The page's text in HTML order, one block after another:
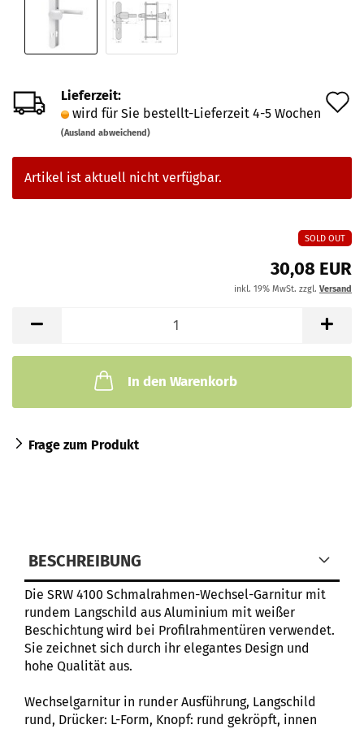
Lieferzeit:
wird für Sie bestellt-Lieferzeit 4-5 Wochen
(Ausland abweichend)
Artikel ist aktuell nicht verfügbar.
SOLD OUT
30,08 EUR
inkl. 19% MwSt. zzgl. Versand
In den Warenkorb
Frage zum Produkt
BESCHREIBUNG
Die SRW 4100 Schmalrahmen-Wechsel-Garnitur mit
rundem Langschild aus Aluminium mit weißer
Beschichtung wird bei Profilrahmentüren verwendet.
Sie zeichnet sich durch ihr elegantes Design und
hohe Qualität aus.
Wechselgarnitur in runder Ausführung, Langschild
rund, Drücker: L-Form, Knopf: rund gekröpft, innen